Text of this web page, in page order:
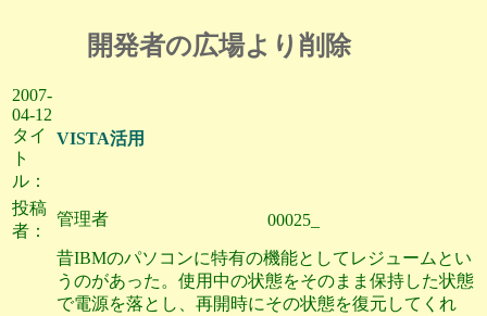
開発者の広場より削除
2007-
04-12
タイ
ト
ル：
VISTA活用
投稿
者：
管理者 00025_
昔IBMのパソコンに特有の機能としてレジュームとい
うのがあった。使用中の状態をそのまま保持した状態
で電源を落とし、再開時にその状態を復元してくれ